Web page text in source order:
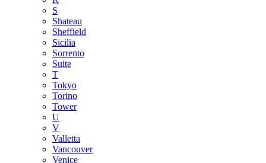
S
Shateau
Sheffield
Sicilia
Sorrento
Suite
T
Tokyo
Torino
Tower
U
V
Valletta
Vancouver
Venice